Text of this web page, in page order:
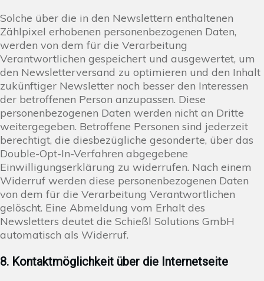
Solche über die in den Newslettern enthaltenen
Zählpixel erhobenen personenbezogenen Daten,
werden von dem für die Verarbeitung
Verantwortlichen gespeichert und ausgewertet, um
den Newsletterversand zu optimieren und den Inhalt
zukünftiger Newsletter noch besser den Interessen
der betroffenen Person anzupassen. Diese
personenbezogenen Daten werden nicht an Dritte
weitergegeben. Betroffene Personen sind jederzeit
berechtigt, die diesbezügliche gesonderte, über das
Double-Opt-In-Verfahren abgegebene
Einwilligungserklärung zu widerrufen. Nach einem
Widerruf werden diese personenbezogenen Daten
von dem für die Verarbeitung Verantwortlichen
gelöscht. Eine Abmeldung vom Erhalt des
Newsletters deutet die Schießl Solutions GmbH
automatisch als Widerruf.
8. Kontaktmöglichkeit über die Internetseite